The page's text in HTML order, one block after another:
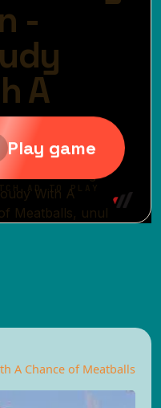
A Chance of Meatballs